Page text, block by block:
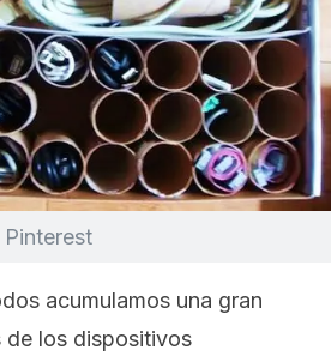
acumulamos una gran
de los dispositivos